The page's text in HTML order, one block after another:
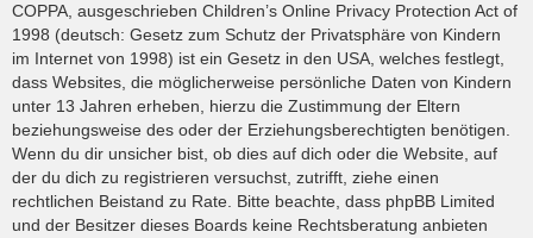
COPPA, ausgeschrieben Children’s Online Privacy Protection Act of
1998 (deutsch: Gesetz zum Schutz der Privatsphäre von Kindern
im Internet von 1998) ist ein Gesetz in den USA, welches festlegt,
dass Websites, die möglicherweise persönliche Daten von Kindern
unter 13 Jahren erheben, hierzu die Zustimmung der Eltern
beziehungsweise des oder der Erziehungsberechtigten benötigen.
Wenn du dir unsicher bist, ob dies auf dich oder die Website, auf
der du dich zu registrieren versuchst, zutrifft, ziehe einen
rechtlichen Beistand zu Rate. Bitte beachte, dass phpBB Limited
und der Besitzer dieses Boards keine Rechtsberatung anbieten